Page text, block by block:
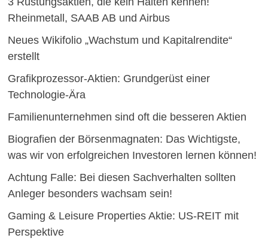
Rheinmetall, SAAB AB und Airbus
Neues Wikifolio „Wachstum und Kapitalrendite“
erstellt
Grafikprozessor-Aktien: Grundgerüst einer
Technologie-Ära
Familienunternehmen sind oft die besseren Aktien
Biografien der Börsenmagnaten: Das Wichtigste,
was wir von erfolgreichen Investoren lernen können!
Achtung Falle: Bei diesen Sachverhalten sollten
Anleger besonders wachsam sein!
Gaming & Leisure Properties Aktie: US-REIT mit
Perspektive